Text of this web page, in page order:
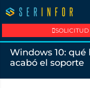
Windows 10: qué
acabó el soporte